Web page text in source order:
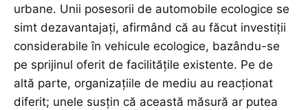
urbane. Unii posesorii de automobile ecologice se
simt dezavantajați, afirmând că au făcut investiții
considerabile în vehicule ecologice, bazându-se
pe sprijinul oferit de facilitățile existente. Pe de
altă parte, organizațiile de mediu au reacționat
diferit; unele susțin că această măsură ar putea